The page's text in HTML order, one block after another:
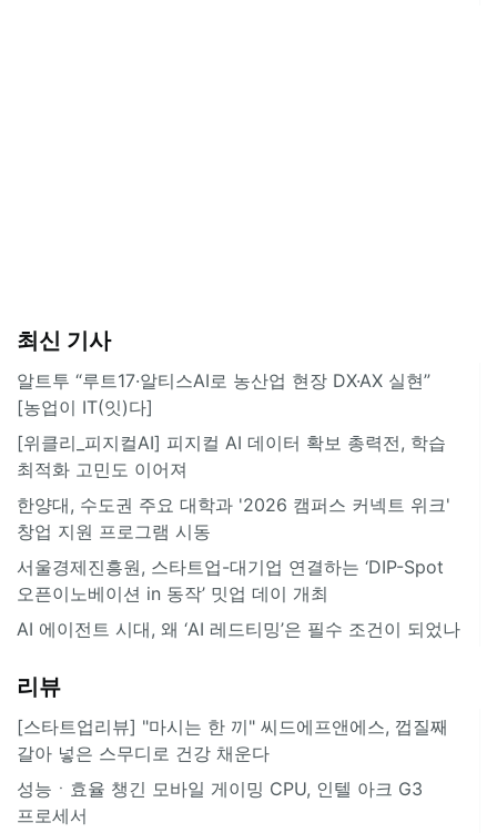
최신 기사
알트투 “루트17·알티스AI로 농산업 현장 DX·AX 실현”
[농업이 IT(잇)다]
[위클리_피지컬AI] 피지컬 AI 데이터 확보 총력전, 학습
최적화 고민도 이어져
한양대, 수도권 주요 대학과 '2026 캠퍼스 커넥트 위크'
창업 지원 프로그램 시동
서울경제진흥원, 스타트업-대기업 연결하는 ‘DIP-Spot
오픈이노베이션 in 동작’ 밋업 데이 개최
AI 에이전트 시대, 왜 ‘AI 레드티밍’은 필수 조건이 되었나
리뷰
[스타트업리뷰] "마시는 한 끼" 씨드에프앤에스, 껍질째
갈아 넣은 스무디로 건강 채운다
성능ㆍ효율 챙긴 모바일 게이밍 CPU, 인텔 아크 G3
프로세서